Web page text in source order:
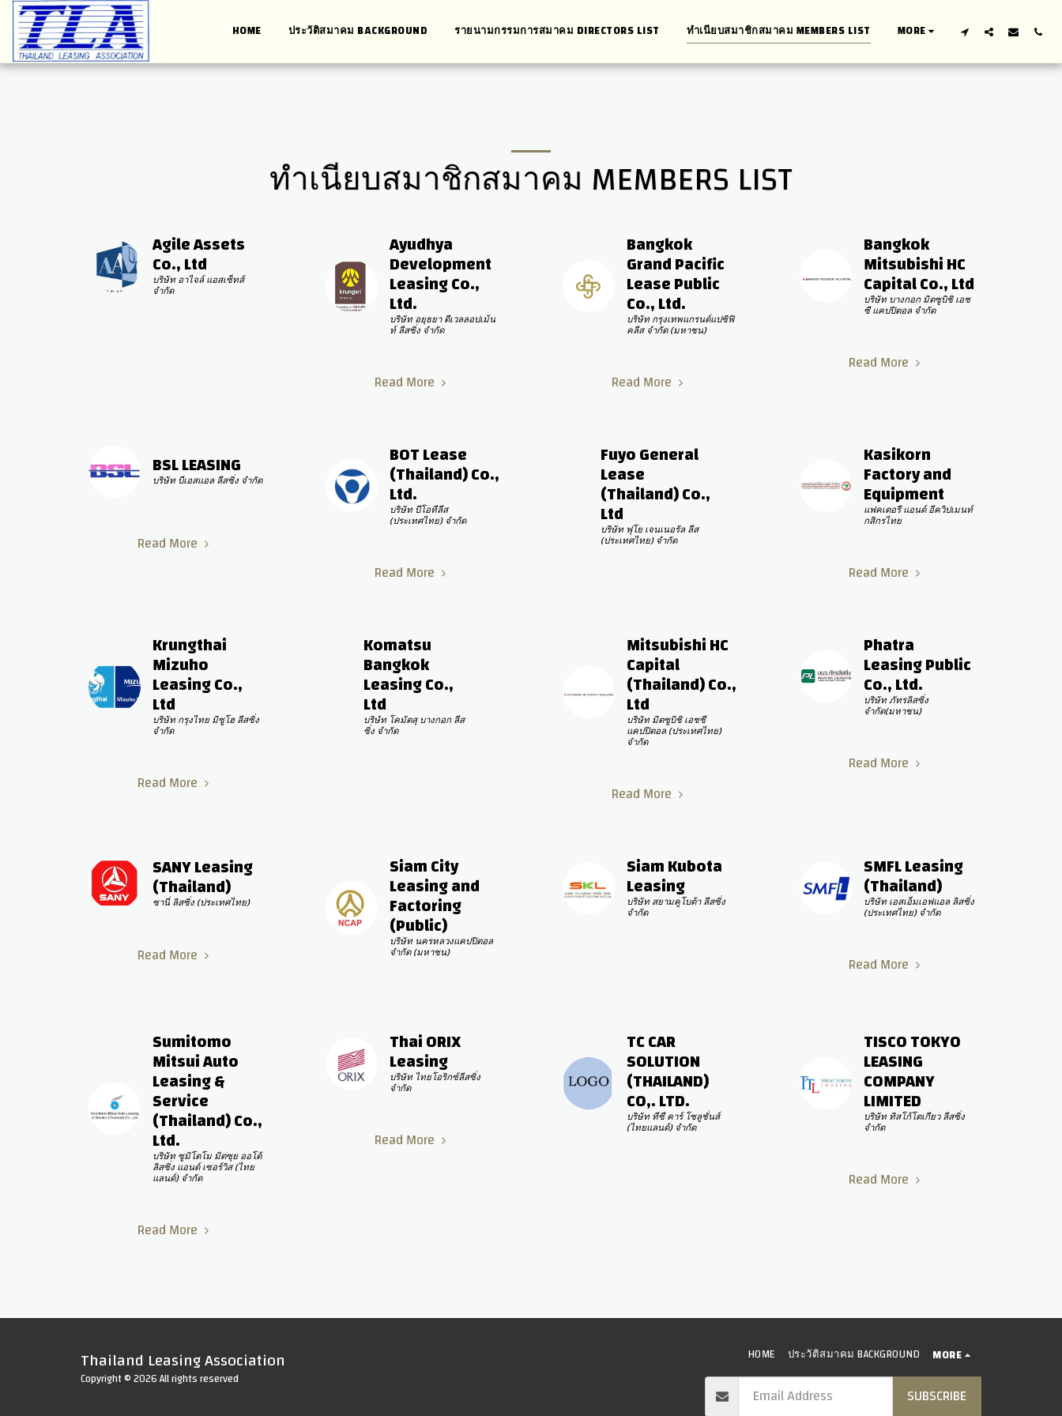
HOME ประวัติสมาคม BACKGROUND รายนามกรรมการสมาคม DIRECTORS LIST ทำเนียบสมาชิกสมาคม MEMBERS LIST MORE
ทำเนียบสมาชิกสมาคม MEMBERS LIST
Agile Assets
Co., Ltd
บริษัท อาไจล์ แอสเซ็ทส์
จำกัด
Ayudhya
Development
Leasing Co.,
Ltd.
บริษัท อยุธยา ดีเวลลอปเม้น
ท์ ลีสซิ่ง จำกัด
Read More
Bangkok
Grand Pacific
Lease Public
Co., Ltd.
บริษัท กรุงเทพแกรนด์แปซิฟิ
คลีส จำกัด (มหาชน)
Read More
Bangkok
Mitsubishi HC
Capital Co., Ltd
บริษัท บางกอก มิตซูบิชิ เอช
ซี แคปปิตอล จำกัด
Read More
BSL LEASING
บริษัท บีเอสแอล ลีสซิ่ง จำกัด
Read More
BOT Lease
(Thailand) Co.,
Ltd.
บริษัท บีโอทีลีส
(ประเทศไทย) จำกัด
Read More
Fuyo General
Lease
(Thailand) Co.,
Ltd
บริษัท ฟุโย เจนเนอรัล ลีส
(ประเทศไทย) จำกัด
Kasikorn
Factory and
Equipment
แฟคเตอรี แอนด์ อีควิปเมนท์
กสิกรไทย
Read More
Krungthai
Mizuho
Leasing Co.,
Ltd
บริษัท กรุงไทย มิซูโฮ ลีสซิ่ง
จำกัด
Read More
Komatsu
Bangkok
Leasing Co.,
Ltd
บริษํท โคมัตสุ บางกอก ลีส
ซิ่ง จำกัด
Mitsubishi HC
Capital
(Thailand) Co.,
Ltd
บริษัท มิตซูบิชิ เอชซี
แคปปิตอล (ประเทศไทย)
จำกัด
Read More
Phatra
Leasing Public
Co., Ltd.
บริษัท​ ​ภัทรลิสซิ่ง​
จำกัด(มหาชน)
Read More
SANY Leasing
(Thailand)
ซานี่ ลิสซิ่ง (ประเทศไทย)
Read More
Siam City
Leasing and
Factoring
(Public)
บริษัท นครหลวงแคปปิตอล
จำกัด (มหาชน)
Siam Kubota
Leasing
บริษัท สยามคูโบต้า ลีสซิ่ง
จำกัด
SMFL Leasing
(Thailand)
บริษัท เอสเอ็มเอฟแอล ลิสซิ่ง
(ประเทศไทย) จำกัด
Read More
Sumitomo
Mitsui Auto
Leasing &
Service
(Thailand) Co.,
Ltd.
บริษัท ซูมิโตโม มิตซุย ออโต้
ลิสซิ่ง แอนด์ เซอร์วิส (ไทย
แลนด์) จำกัด
Read More
Thai ORIX
Leasing
บริษัท ไทยโอริกซ์ลีสซิ่ง
จำกัด
Read More
TC CAR
SOLUTION
(THAILAND)
CO,. LTD.
บริษัท ทีซี คาร์ โซลูชั่นส์
(ไทยแลนด์) จำกัด
TISCO TOKYO
LEASING
COMPANY
LIMITED
บริษัท ทิสโก้โตเกียว ลีสซิ่ง
จำกัด
Read More
Thailand Leasing Association
Copyright © 2026 All rights reserved
HOME ประวัติสมาคม BACKGROUND MORE
SUBSCRIBE